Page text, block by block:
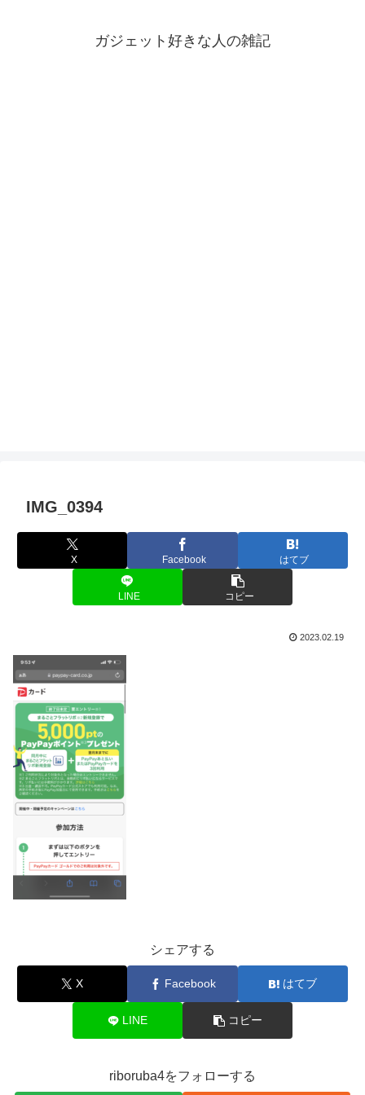
ガジェット好きな人の雑記
IMG_0394
X Facebook はてブ
LINE コピー
2023.02.19
シェアする
X Facebook はてブ
LINE コピー
riboruba4をフォローする